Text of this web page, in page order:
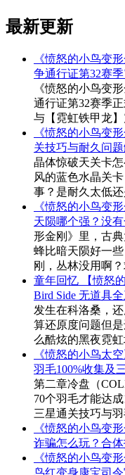
最新更新
《愤怒的小鸟变
争通行证第32赛
《愤怒的小鸟变
通行证第32赛季
与【霓虹铁甲龙
《愤怒的小鸟变
关技巧与耐久问
晶体惊破天关卡
风的蓝色水晶关
事？是耐久太低
《愤怒的小鸟变
天陨哪个强？没
形金刚》里，古
蜂比暗天陨好一
刚，丛林没用啊
童年回忆 【愤怒
Bird Side 无道具
发生在科洛桑，
算还原度问题但
么酷炫的黑夜霓
《愤怒的小鸟太
羽毛100%收集及
第二章冷盘（
70个羽毛才能达
三星通关技巧与
《愤怒的小鸟变
诈骗怎么玩？合
《愤怒的小鸟变
鸟红变身康宝司